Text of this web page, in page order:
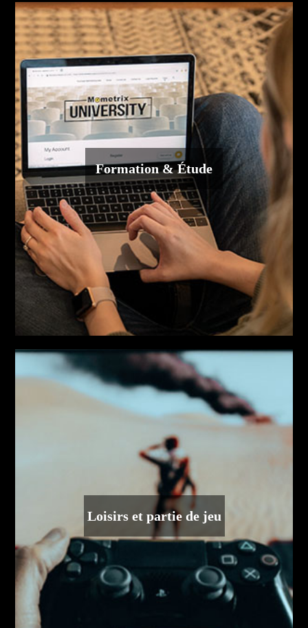
Formation & Étude
Loisirs et partie de jeu